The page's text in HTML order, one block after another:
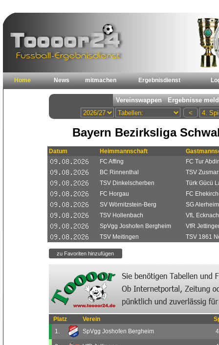
Home News mitmachen Ergebnisdienst
Bayern Bezirksliga
Datum Heimmannschaft
FC Affing
FC Tur
BC Rinnenthal
TSV
TSV Dinkelscherben
Türk Gücü
FC Horgau
FC
SV Wörnitzstein-Berg
SG Alerheim
TSV Hollenbach
VfL Ecknach
SpVgg Joshofen Bergheim
VfR
TSV Meitingen
TSV 1861
Platz Verein
1.
SpVgg Joshofen Bergheim 4